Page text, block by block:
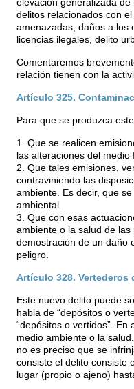
elevación generalizada
delitos relacionados con
amenazadas, daños a los
licencias ilegales, delito
Comentaremos
relación tienen con la
Artículo 325.
Para que se produzca
1. Que se realicen
las alteraciones del
2. Que tales emisiones,
contraviniendo las
ambiente. Es decir, que
ambiental.
3. Que con esas
ambiente o la salud de
demostración de un daño
peligro.
Artículo 328. Vertederos
Este nuevo delito puede
habla de “depósitos o
“depósitos o vertidos”.
medio ambiente o la
no es preciso que se
consiste el delito consiste
lugar (propio o ajeno)